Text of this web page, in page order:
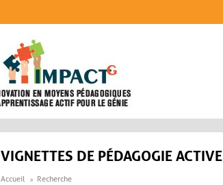
VIGNETTES DE PÉDAGOGIE ACTIVE
Accueil Recherche